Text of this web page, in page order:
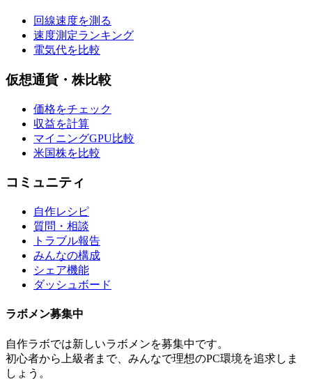
回線速度を測る
速度測定ランキング
電気代を比較
仮想通貨・株比較
価格をチェック
収益を計算
マイニングGPU比較
米国株を比較
コミュニティ
自作レシピ
質問・相談
トラブル報告
みんなの構成
シェア機能
ダッシュボード
ラボメン募集中
自作ラボでは新しいラボメンを募集中です。
初心者から上級者まで、みんなで理想のPC環境を追求しま
しょう。